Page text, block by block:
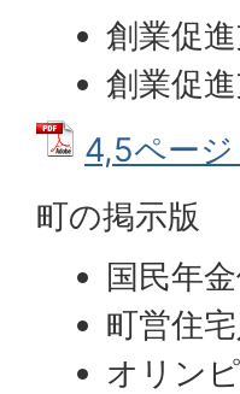
創業促
創業促
4,5ペー
町の掲示版
国民年
町営住
オリン